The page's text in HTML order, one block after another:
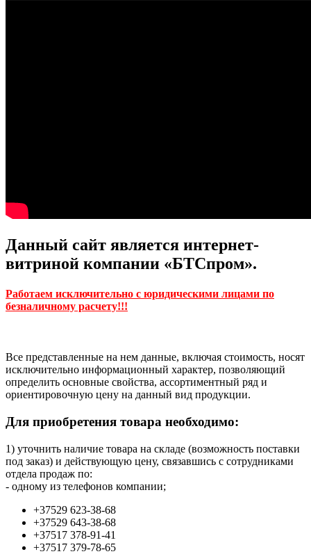
Данный сайт является интернет-
витриной компании «БТСпром».
Работаем исключительно с юридическими лицами по
безналичному расчету!!!
Все представленные на нем данные, включая стоимость, носят
исключительно информационный характер, позволяющий
определить основные свойства, ассортиментный ряд и
ориентировочную цену на данный вид продукции.
Для приобретения товара необходимо:
1) уточнить наличие товара на складе (возможность поставки
под заказ) и действующую цену, связавшись с сотрудниками
отдела продаж по:
- одному из телефонов компании;
+37529 623-38-68
+37529 643-38-68
+37517 378-91-41
+37517 379-78-65